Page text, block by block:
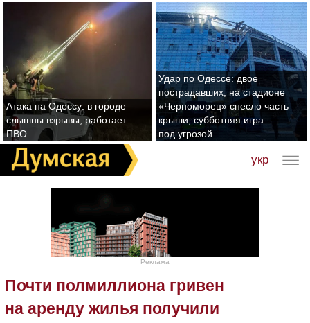
Атака на Одессу: в городе
слышны взрывы, работает
ПВО
Удар по Одессе: двое
пострадавших, на стадионе
«Черноморец» снесло часть
крыши, субботняя игра
под угрозой
укр
Реклама
Почти полмиллиона гривен
на аренду жилья получили